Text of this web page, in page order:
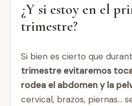
¿Y si estoy en el
trimestre?
Si bien es cierto que
trimestre evitaremos
rodea el abdomen y la
cervical, brazos, piernas…